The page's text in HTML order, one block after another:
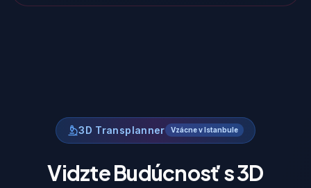
3D Transplanner Vzácne v Istanbule
Vidzte Budúcnosť s 3D